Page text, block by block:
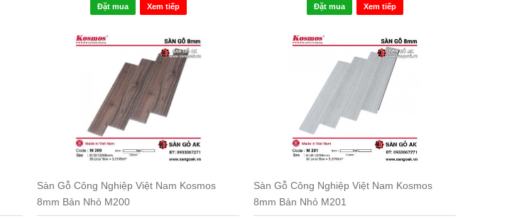
Đặt mua Xem tiếp Đặt mua Xem tiếp
Sàn Gỗ Công Nghiệp Việt Nam Kosmos
8mm Bản Nhỏ M200
Sàn Gỗ Công Nghiệp Việt Nam Kosmos
8mm Bản Nhỏ M201